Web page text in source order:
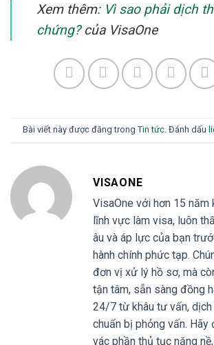
Xem thêm: Vì sao phải dịch
chứng?của VisaOne
Bài viết này được đăng trong Tin tức. Đánh dấu
VISAONE
VisaOne với hơn 15 năm
lĩnh vực làm visa, luôn
âu và áp lực của bạn
hành chính phức tạp.
đơn vị xử lý hồ sơ, mà
tận tâm, sẵn sàng đồng
24/7 từ khâu tư vấn, dịch
chuẩn bị phỏng vấn. Hãy
vác phần thủ tục nặng